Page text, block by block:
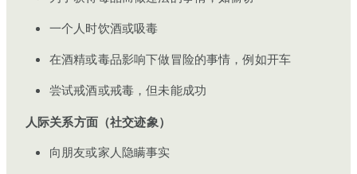
一个人时饮酒或吸毒
在酒精或毒品影响下做冒险的事情，例如开车
尝试戒酒或戒毒，但未能成功
人际关系方面（社交迹象）
向朋友或家人隐瞒事实